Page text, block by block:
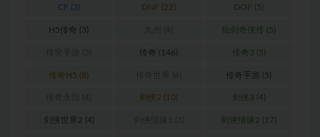
CF (3) DNF (22) DOF (5)
H5传奇 (3) 仙剑奇侠传 (5)
传奇 (146) 传奇3 (5)
传奇H5 (8) 传奇手游 (5)
剑侠2 (10) 剑侠3 (4)
剑侠世界2 (4) 剑侠情缘2 (17)